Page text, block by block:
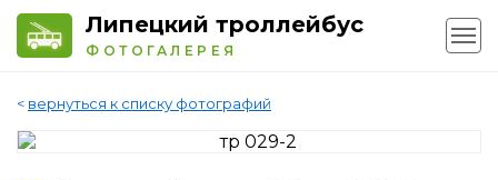
Липецкий троллейбус
ФОТОГАЛЕРЕЯ
< вернуться к списку фотографий